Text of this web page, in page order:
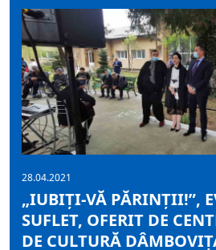
28.04.2021
„IUBIȚI-VĂ PĂRINȚII!”,
SUFLET, OFERIT DE
DE CULTURĂ